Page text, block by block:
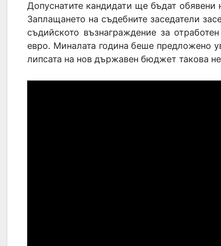
Допуснатите кандидати ще бъдат
Заплащането на съдебните заседатели
съдийското възнаграждение за
евро. Миналата година беше предложено
липсата на нов държавен бюджет такова